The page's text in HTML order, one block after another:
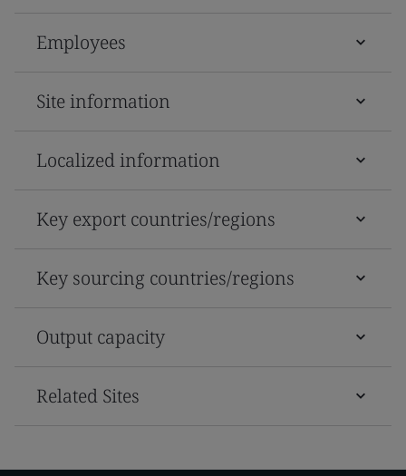
Employees
Site information
Localized information
Key export countries/regions
Key sourcing countries/regions
Output capacity
Related Sites